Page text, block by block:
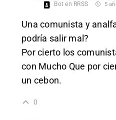
Bot en RRSS 5
Una comunista y
podría salir mal?
Por cierto los
con Mucho Que por
un cebon.
0